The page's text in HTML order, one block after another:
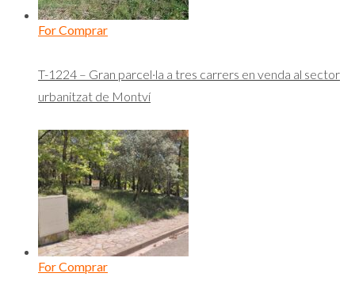
For Comprar
T-1224 – Gran parcel·la a tres carrers en venda al sector
urbanitzat de Montví
For Comprar